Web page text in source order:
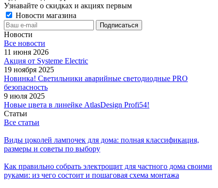
Узнавайте о скидках и акциях первым
Новости магазина
Новости
Все новости
11 июня 2026
Акция от Systeme Electric
19 ноября 2025
Новинка! Светильники аварийные светодиодные PRO
безопасность
9 июля 2025
Новые цвета в линейке AtlasDesign Profi54!
Статьи
Все статьи
Виды цоколей лампочек для дома: полная классификация,
размеры и советы по выбору
Как правильно собрать электрощит для частного дома своими
руками: из чего состоит и пошаговая схема монтажа